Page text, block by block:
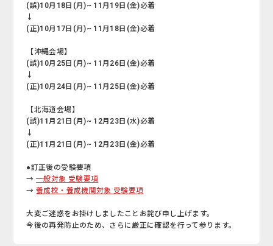
(誤)10月18日(月)~ 11月19日(金)必着
↓
(正)10月17日(月)~ 11月18日(金)必着
【沖縄会場】
(誤)10月25日(月)~ 11月26日(金)必着
↓
(正)10月24日(月)~ 11月25日(金)必着
【北海道会場】
(誤)11月21日(月)~ 12月23日(水)必着
↓
(正)11月21日(月)~ 12月23日(金)必着
●訂正後の受験要項
→一般対象 受験要項
→養成校・養成機関対象 受験要項
大変ご迷惑をお掛けしましたことお詫び申し上げます。
今後の再発防止のため、さらに厳正に確認を行って参ります。